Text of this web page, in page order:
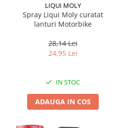
LIQUI MOLY
Spray Liqui Moly curatat
lanturi Motorbike
28,14 Lei
24,95 Lei
IN STOC
ADAUGA IN COS